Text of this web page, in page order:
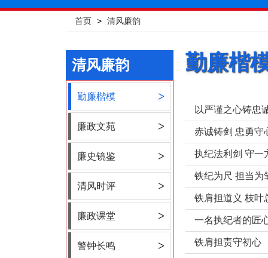
首页 > 清风廉韵
清风廉韵
勤廉楷模 >
廉政文苑 >
廉史镜鉴 >
清风时评 >
廉政课堂 >
警钟长鸣 >
勤廉楷
以严谨之心铸忠
赤诚铸剑 忠勇守
执纪法利剑 守一
铁纪为尺 担当为
铁肩担道义 枝叶
一名执纪者的匠
铁肩担责守初心